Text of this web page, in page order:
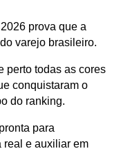
prova que a
varejo brasileiro.
perto todas as cores
conquistaram o
do ranking.
para
real e auxiliar em